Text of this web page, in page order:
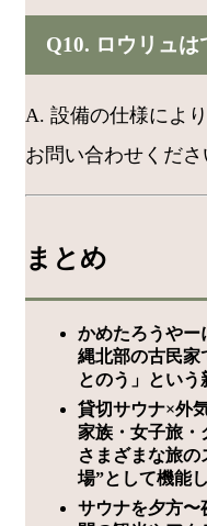
Q10. ロウリュは
A. 設備の仕様によ
お問い合わせくださ
まとめ
かめたろうやー
縄北部の古民家
とのう」という
貸切サウナ×外
家族・女子旅・
さまざまな旅
場”として機能し
サウナを夕方〜